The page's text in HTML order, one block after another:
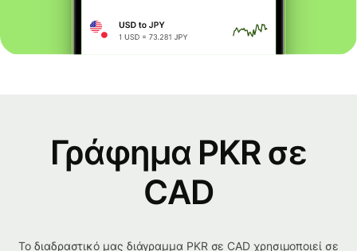
Γράφημα PKR σε
CAD
Το διαδραστικό μας διάγραμμα PKR σε CAD χρησιμοποιεί σε